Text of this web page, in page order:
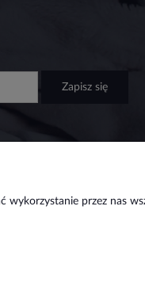
zapisz się
wykorzystanie przez nas